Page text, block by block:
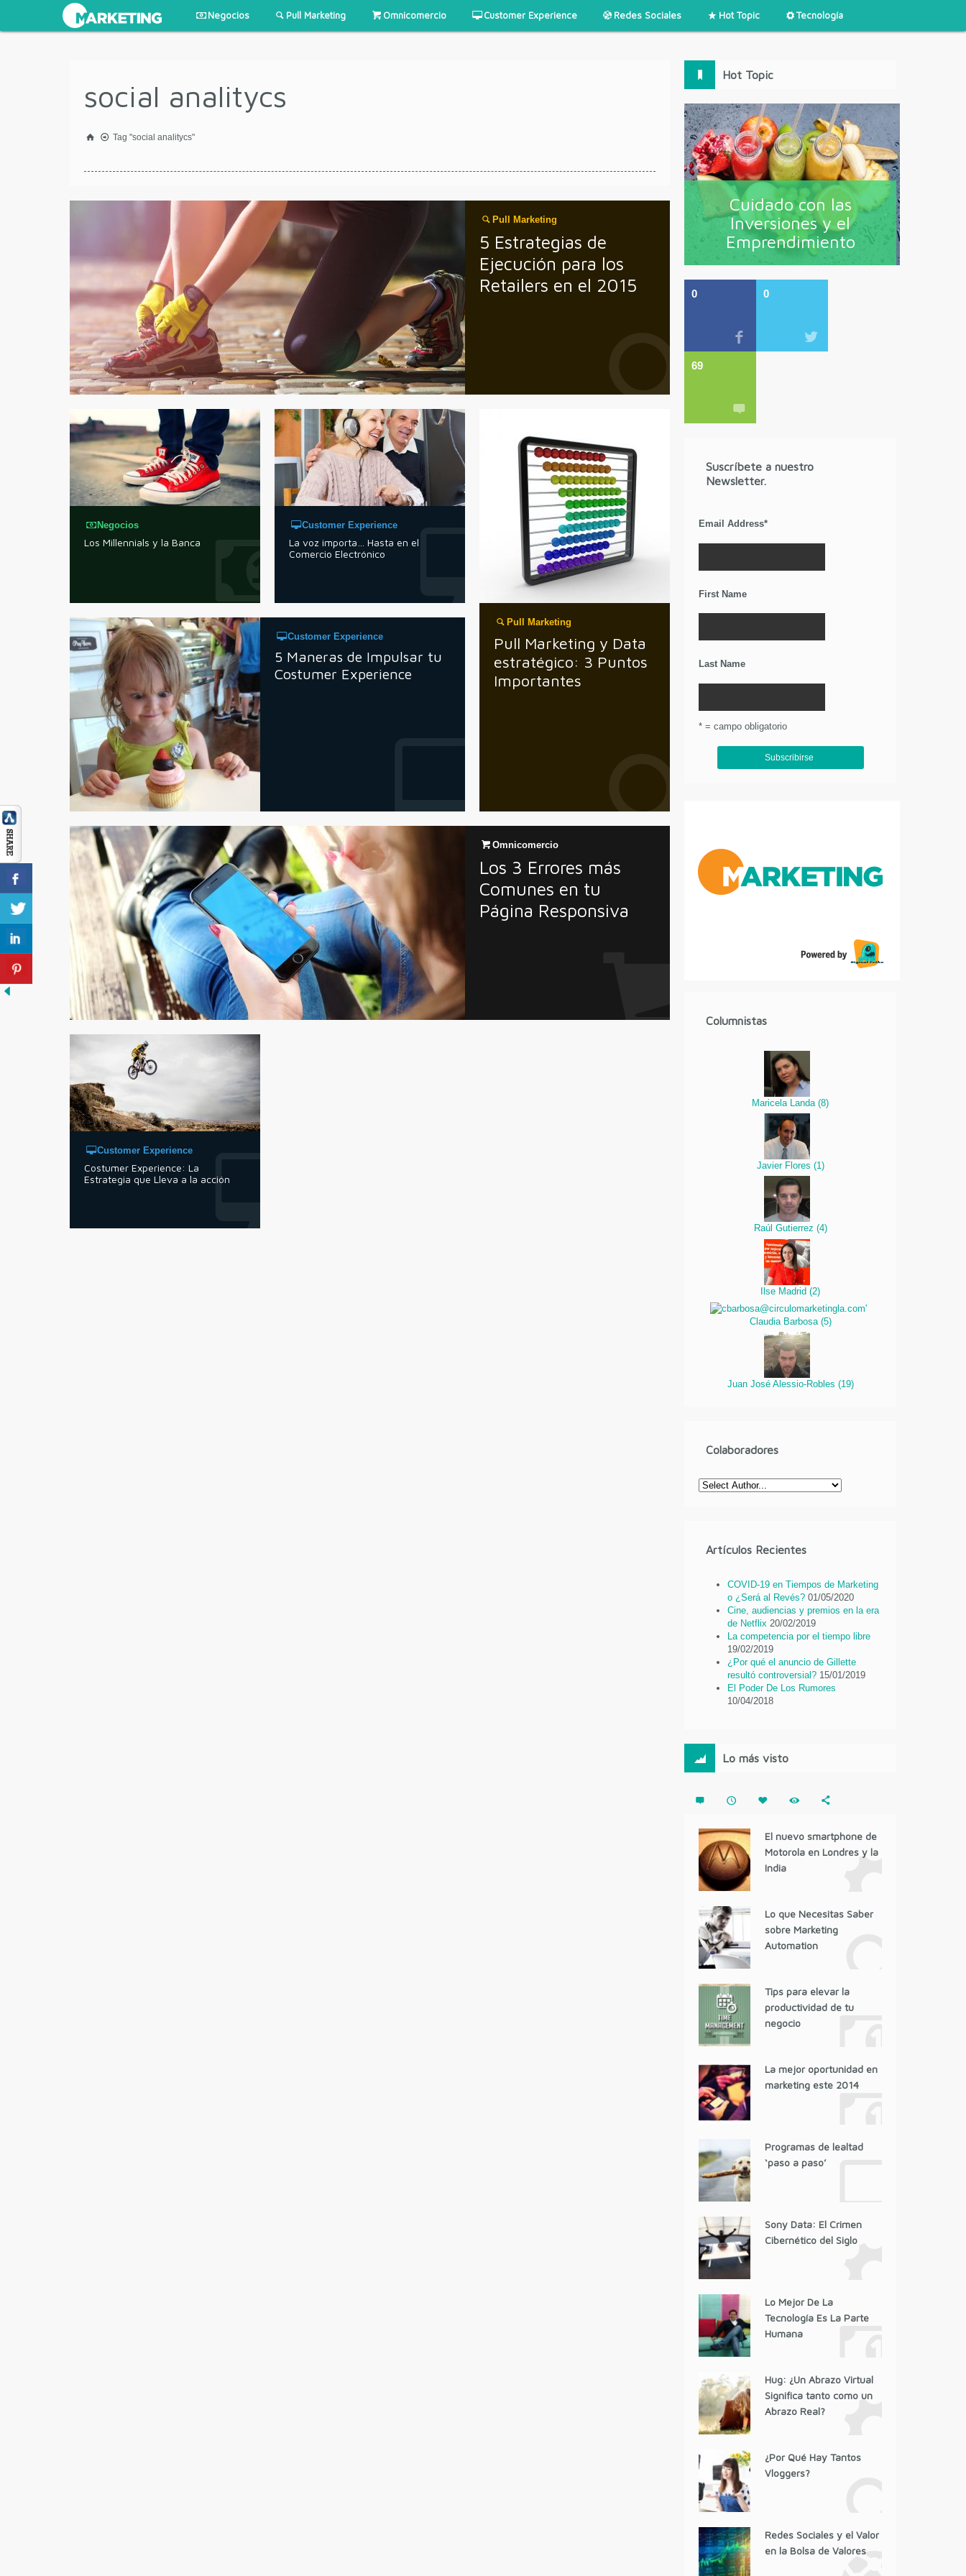
Negocios Pull Marketing Omnicomercio Customer Experience Redes Sociales Hot Topic Tecnología
social analitycs
Tag "social analitycs"
Pull Marketing
5 Estrategias de
Ejecución para los
Retailers en el 2015
Negocios
Los Millennials y la Banca
Customer Experience
La voz importa… Hasta en el
Comercio Electrónico
Customer Experience
5 Maneras de Impulsar tu
Costumer Experience
Pull Marketing
Pull Marketing y Data
estratégico: 3 Puntos
Importantes
Omnicomercio
Los 3 Errores más
Comunes en tu
Página Responsiva
Customer Experience
Costumer Experience: La
Estrategia que Lleva a la acción
Hot Topic
Cuidado con las
Inversiones y el
Emprendimiento
0 0
69
Suscríbete a nuestro
Newsletter.
Email Address*
First Name
Last Name
* = campo obligatorio
Columnistas
Maricela Landa(8)
Javier Flores (1)
Raúl Gutierrez (4)
Ilse Madrid(2)
Claudia Barbosa (5)
Juan José Alessio-Robles (19)
Colaboradores
Artículos Recientes
COVID-19 en Tiempos de Marketing
o ¿Será al Revés? 01/05/2020
Cine, audiencias y premios en la era
de Netflix 20/02/2019
La competencia por el tiempo libre
19/02/2019
¿Por qué el anuncio de Gillette
resultó controversial? 15/01/2019
El Poder De Los Rumores
10/04/2018
Lo más visto
El nuevo smartphone de
Motorola en Londres y la
India
Lo que Necesitas Saber
sobre Marketing
Automation
Tips para elevar la
productividad de tu
negocio
La mejor oportunidad en
marketing este 2014
Programas de lealtad
‘paso a paso’
Sony Data: El Crimen
Cibernético del Siglo
Lo Mejor De La
Tecnología Es La Parte
Humana
Hug: ¿Un Abrazo Virtual
Significa tanto como un
Abrazo Real?
¿Por Qué Hay Tantos
Vloggers?
Redes Sociales y el Valor
en la Bolsa de Valores